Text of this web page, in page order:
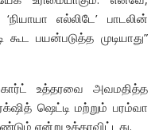
எல்லிடே’ பாடலின்
கூட பயன்படுத்த முடியாது”
உத்தரவை அவமதித்த
ரக்‌ஷித் ஷெட்டி மற்றும் பரம்வா
என்று உத்தரவிட்டது.